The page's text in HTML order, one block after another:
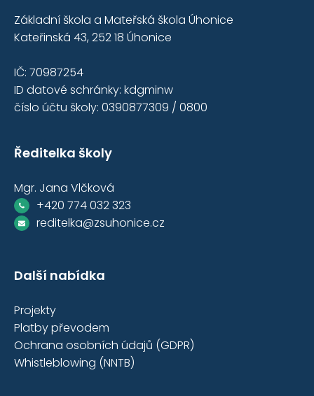
Základní škola a Mateřská škola Úhonice
Kateřinská 43, 252 18 Úhonice
IČ: 70987254
ID datové schránky: kdgminw
číslo účtu školy: 0390877309 / 0800
Ředitelka školy
Mgr. Jana Vlčková
+420 774 032 323
reditelka@zsuhonice.cz
Další nabídka
Projekty
Platby převodem
Ochrana osobních údajů (GDPR)
Whistleblowing (NNTB)